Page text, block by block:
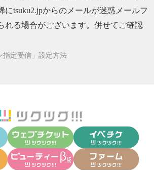
にtsuku2.jpからのメールが迷惑メールフ
れる場合がございます。併せてご確認
指定受信」設定方法